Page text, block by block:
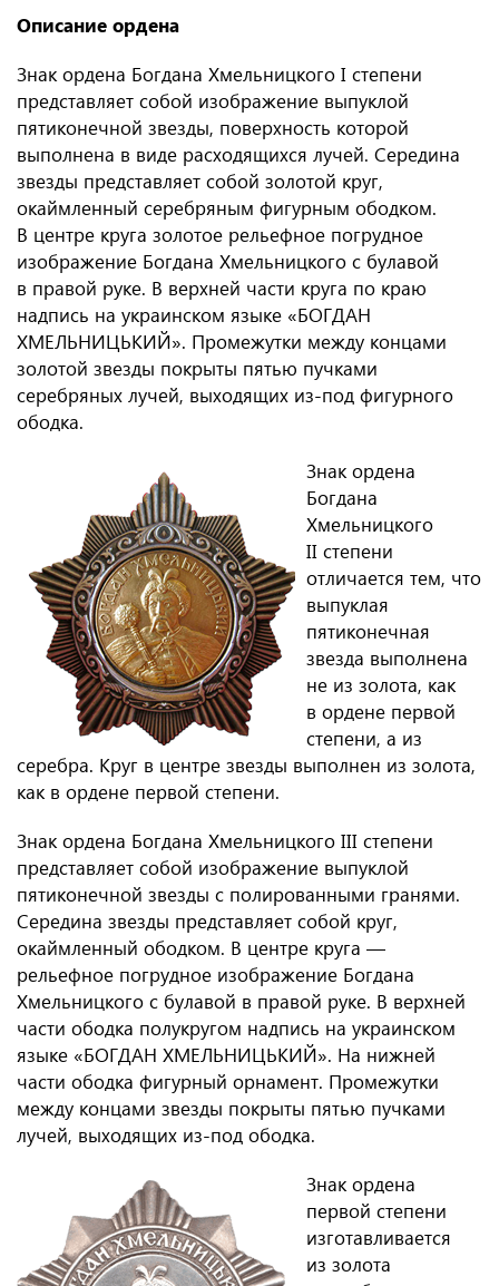
Описание ордена
Знак ордена Богдана Хмельницкого I степени
представляет собой изображение выпуклой
пятиконечной звезды, поверхность которой
выполнена в виде расходящихся лучей. Середина
звезды представляет собой золотой круг,
окаймленный серебряным фигурным ободком.
В центре круга золотое рельефное погрудное
изображение Богдана Хмельницкого с булавой
в правой руке. В верхней части круга по краю
надпись на украинском языке «БОГДАН
ХМЕЛЬНИЦЬКИЙ». Промежутки между концами
золотой звезды покрыты пятью пучками
серебряных лучей, выходящих из-под фигурного
ободка.
Знак ордена
Богдана
Хмельницкого
II степени
отличается тем, что
выпуклая
пятиконечная
звезда выполнена
не из золота, как
в ордене первой
степени, а из
серебра. Круг в центре звезды выполнен из золота,
как в ордене первой степени.
Знак ордена Богдана Хмельницкого III степени
представляет собой изображение выпуклой
пятиконечной звезды с полированными гранями.
Середина звезды представляет собой круг,
окаймленный ободком. В центре круга —
рельефное погрудное изображение Богдана
Хмельницкого с булавой в правой руке. В верхней
части ободка полукругом надпись на украинском
языке «БОГДАН ХМЕЛЬНИЦЬКИЙ». На нижней
части ободка фигурный орнамент. Промежутки
между концами звезды покрыты пятью пучками
лучей, выходящих из-под ободка.
Знак ордена
первой степени
изготавливается
из золота